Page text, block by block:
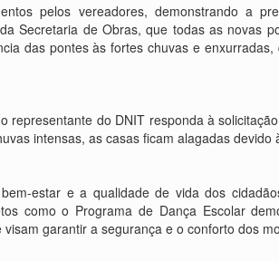
pelos vereadores, demonstrando a
Secretaria de Obras, que todas as novas
das pontes às fortes chuvas e
do DNIT responda à
intensas, as casas ficam alagadas
estar e a qualidade de vida dos
como o Programa de Dança Escolar
garantir a segurança e o conforto dos